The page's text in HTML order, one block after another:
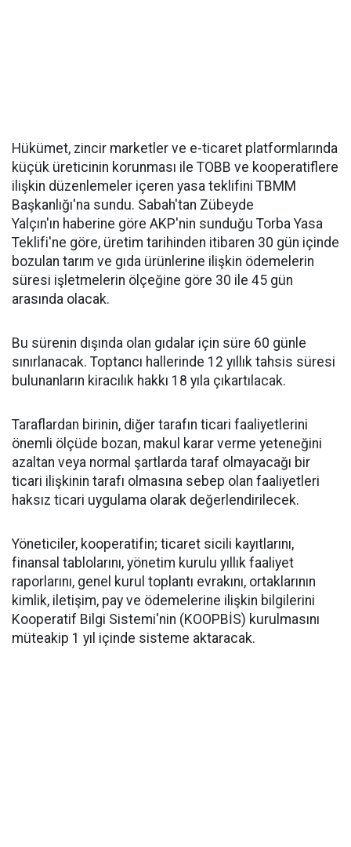
Hükümet, zincir marketler ve e-ticaret platformlarında
küçük üreticinin korunması ile TOBB ve kooperatiflere
ilişkin düzenlemeler içeren yasa teklifini TBMM
Başkanlığı'na sundu. Sabah'tan Zübeyde
Yalçın'ın haberine göre AKP'nin sunduğu Torba Yasa
Teklifi'ne göre, üretim tarihinden itibaren 30 gün içinde
bozulan tarım ve gıda ürünlerine ilişkin ödemelerin
süresi işletmelerin ölçeğine göre 30 ile 45 gün
arasında olacak.
Bu sürenin dışında olan gıdalar için süre 60 günle
sınırlanacak. Toptancı hallerinde 12 yıllık tahsis süresi
bulunanların kiracılık hakkı 18 yıla çıkartılacak.
Taraflardan birinin, diğer tarafın ticari faaliyetlerini
önemli ölçüde bozan, makul karar verme yeteneğini
azaltan veya normal şartlarda taraf olmayacağı bir
ticari ilişkinin tarafı olmasına sebep olan faaliyetleri
haksız ticari uygulama olarak değerlendirilecek.
Yöneticiler, kooperatifin; ticaret sicili kayıtlarını,
finansal tablolarını, yönetim kurulu yıllık faaliyet
raporlarını, genel kurul toplantı evrakını, ortaklarının
kimlik, iletişim, pay ve ödemelerine ilişkin bilgilerini
Kooperatif Bilgi Sistemi'nin (KOOPBİS) kurulmasını
müteakip 1 yıl içinde sisteme aktaracak.